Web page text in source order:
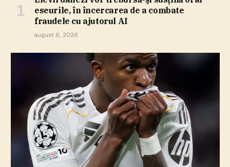
eseurile, în încercarea de a combate
fraudele cu ajutorul AI
august 6, 2026